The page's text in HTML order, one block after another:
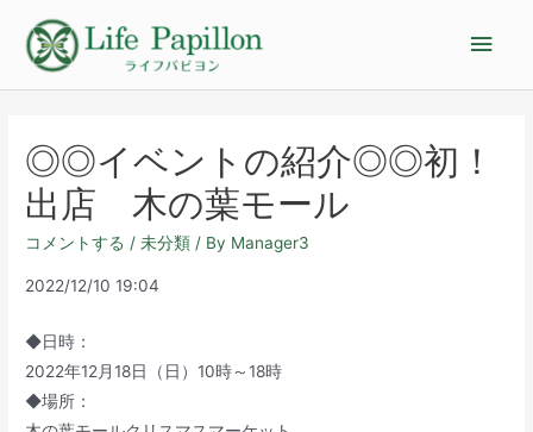
◎◎イベントの紹介◎◎初！
出店 木の葉モール
コメントする /未分類 / By Manager3
2022/12/10 19:04
◆日時：
2022年12月18日（日）10時～18時
◆場所：